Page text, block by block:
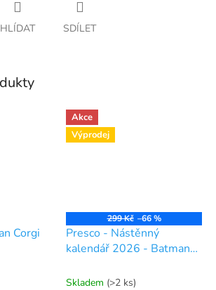
HLÍDAT SDÍLET
Akce
Výprodej
299 Kč –66 %
Presco - Nástěnný
kalendář 2026 - Batman
Skladem (>2 ks)